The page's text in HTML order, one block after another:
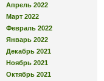
Апрель 2022
Март 2022
Февраль 2022
Январь 2022
Декабрь 2021
Ноябрь 2021
Октябрь 2021